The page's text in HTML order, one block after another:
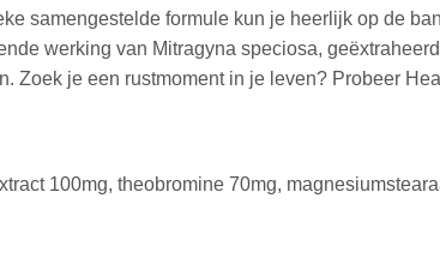
samengestelde formule kun je heerlijk op de
werking van Mitragyna speciosa,
Zoek je een rustmoment in je leven? Probeer
100mg, theobromine 70mg,